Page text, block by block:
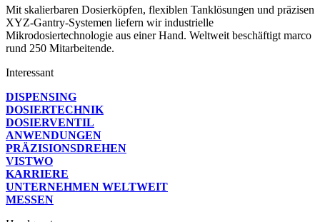
Mit skalierbaren Dosierköpfen, flexiblen Tanklösungen und präzisen
XYZ-Gantry-Systemen liefern wir industrielle
Mikrodosiertechnologie aus einer Hand. Weltweit beschäftigt marco
rund 250 Mitarbeitende.
Interessant
DISPENSING
DOSIERTECHNIK
DOSIERVENTIL
ANWENDUNGEN
PRÄZISIONS­DREHEN
VISTWO
KARRIERE
UNTERNEHMEN WELTWEIT
MESSEN